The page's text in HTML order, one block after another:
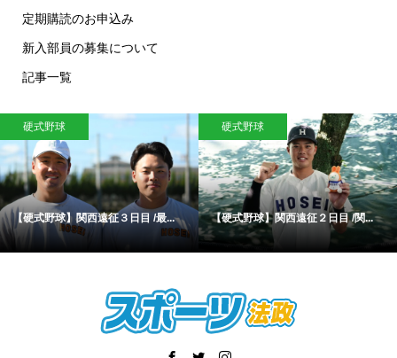
定期購読のお申込み
新入部員の募集について
記事一覧
硬式野球
【硬式野球】関西遠征３日目 /最...
硬式野球
【硬式野球】関西遠征２日目 /関...